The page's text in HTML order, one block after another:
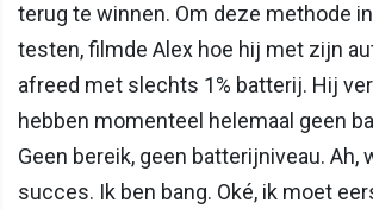
terug te winnen. Om deze methode
testen, filmde Alex hoe hij met zijn
afreed met slechts 1% batterij. Hij
hebben momenteel helemaal geen
Geen bereik, geen batterijniveau. Ah,
succes. Ik ben bang. Oké, ik moet